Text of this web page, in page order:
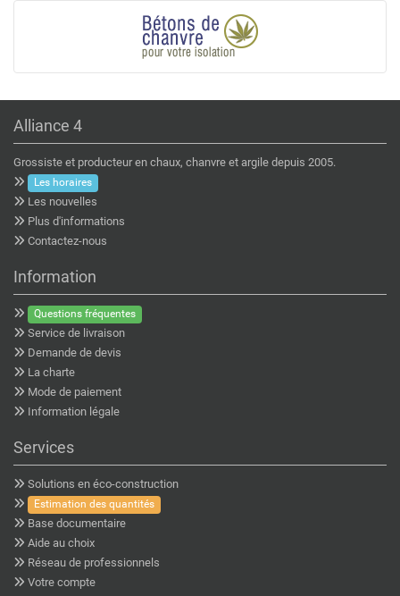
Alliance 4
Grossiste et producteur en chaux, chanvre et argile depuis 2005.
Les horaires
Les nouvelles
Plus d'informations
Contactez-nous
Information
Questions fréquentes
Service de livraison
Demande de devis
La charte
Mode de paiement
Information légale
Services
Solutions en éco-construction
Estimation des quantités
Base documentaire
Aide au choix
Réseau de professionnels
Votre compte